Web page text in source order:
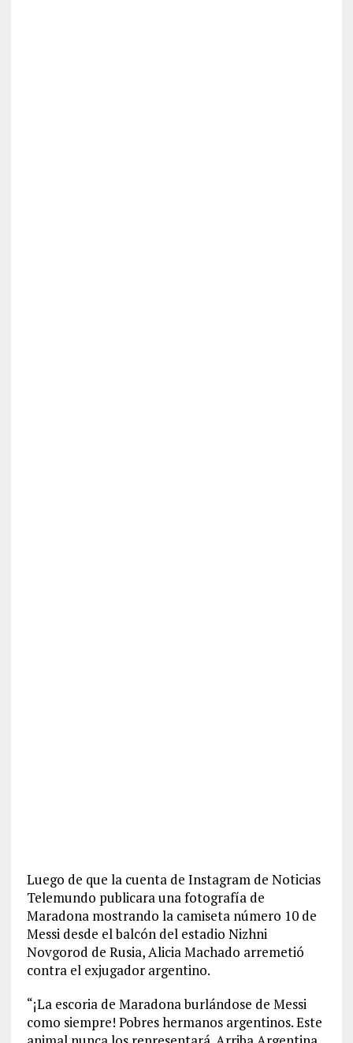
Luego de que la cuenta de Instagram de Noticias
Telemundo publicara una fotografía de
Maradona mostrando la camiseta número 10 de
Messi desde el balcón del estadio Nizhni
Novgorod de Rusia, Alicia Machado arremetió
contra el exjugador argentino.
“¡La escoria de Maradona burlándose de Messi
como siempre! Pobres hermanos argentinos. Este